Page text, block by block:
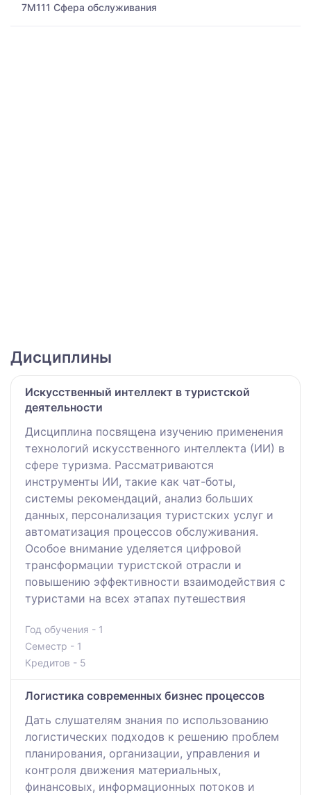
7M111 Сфера обслуживания
Дисциплины
Искусственный интеллект в туристской
деятельности
Дисциплина посвящена изучению применения
технологий искусственного интеллекта (ИИ) в
сфере туризма. Рассматриваются
инструменты ИИ, такие как чат-боты,
системы рекомендаций, анализ больших
данных, персонализация туристских услуг и
автоматизация процессов обслуживания.
Особое внимание уделяется цифровой
трансформации туристской отрасли и
повышению эффективности взаимодействия с
туристами на всех этапах путешествия
Год обучения - 1
Семестр - 1
Кредитов - 5
Логистика современных бизнес процессов
Дать слушателям знания по использованию
логистических подходов к решению проблем
планирования, организации, управления и
контроля движения материальных,
финансовых, информационных потоков и